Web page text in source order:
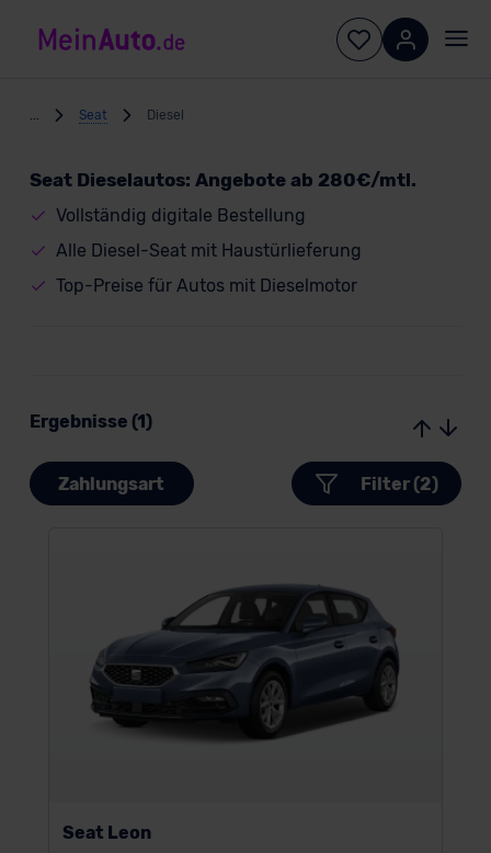
Seat Diesel
Seat Dieselautos: Angebote ab 280€/mtl.
Vollständig digitale Bestellung
Alle Diesel-Seat mit Haustürlieferung
Top-Preise für Autos mit Dieselmotor
Ergebnisse (1)
Zahlungsart Filter (2)
Seat Leon